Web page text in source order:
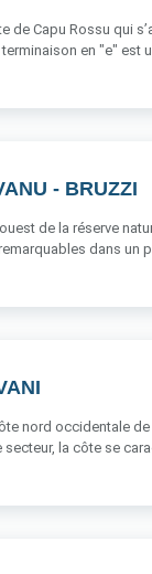
de Capu Rossu qui
en "e" est
- BRUZZI
de la réserve
dans un
nord occidentale
secteur, la côte se